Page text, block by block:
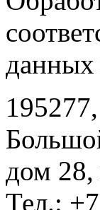
данных
дом 28,
Тел.: